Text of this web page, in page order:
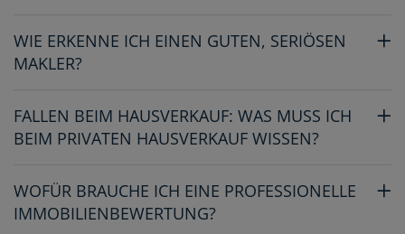
WIE ERKENNE ICH EINEN GUTEN, SERIÖSEN
MAKLER?
FALLEN BEIM HAUSVERKAUF: WAS MUSS ICH
BEIM PRIVATEN HAUSVERKAUF WISSEN?
WOFÜR BRAUCHE ICH EINE PROFESSIONELLE
IMMOBILIENBEWERTUNG?